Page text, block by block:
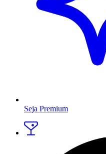
Seja Premium